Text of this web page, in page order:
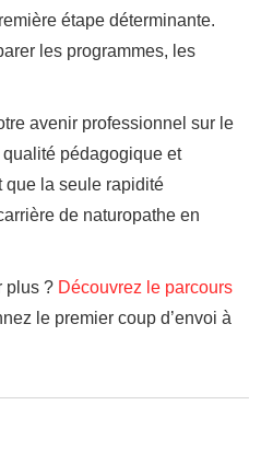
étape déterminante.
les programmes, les
avenir professionnel sur le
pédagogique et
que la seule rapidité
de naturopathe en
plus ? Découvrez le parcours
le premier coup d’envoi à